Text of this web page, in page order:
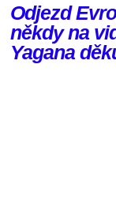
Odjezd
někdy na
Yagana